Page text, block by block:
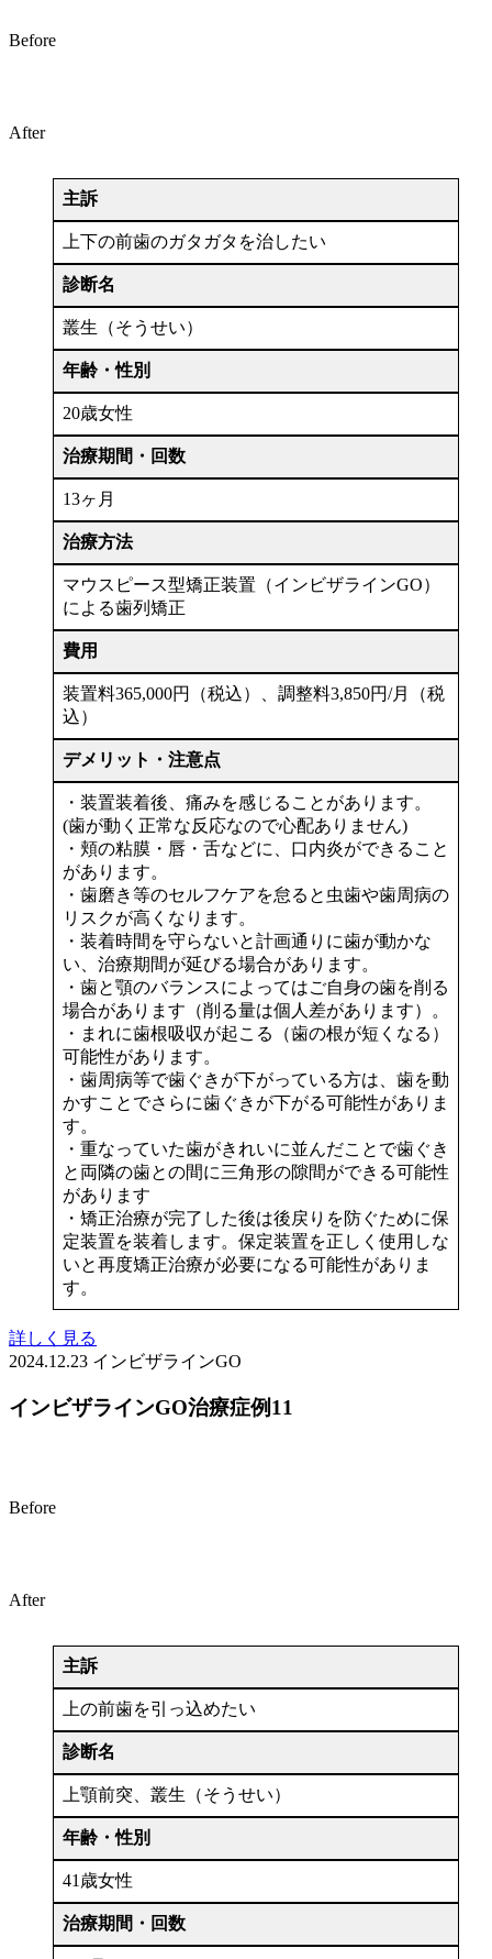
Before
After
主訴
上下の前歯のガタガタを治したい
診断名
叢生（そうせい）
年齢・性別
20歳女性
治療期間・回数
13ヶ月
治療方法
マウスピース型矯正装置（インビザラインGO）
による歯列矯正
費用
装置料365,000円（税込）、調整料3,850円/月（税
込）
デメリット・注意点
・装置装着後、痛みを感じることがあります。
(歯が動く正常な反応なので心配ありません)
・頬の粘膜・唇・舌などに、口内炎ができること
があります。
・歯磨き等のセルフケアを怠ると虫歯や歯周病の
リスクが高くなります。
・装着時間を守らないと計画通りに歯が動かな
い、治療期間が延びる場合があります。
・歯と顎のバランスによってはご自身の歯を削る
場合があります（削る量は個人差があります）。
・まれに歯根吸収が起こる（歯の根が短くなる）
可能性があります。
・歯周病等で歯ぐきが下がっている方は、歯を動
かすことでさらに歯ぐきが下がる可能性がありま
す。
・重なっていた歯がきれいに並んだことで歯ぐき
と両隣の歯との間に三角形の隙間ができる可能性
があります
・矯正治療が完了した後は後戻りを防ぐために保
定装置を装着します。保定装置を正しく使用しな
いと再度矯正治療が必要になる可能性がありま
す。
詳しく見る
2024.12.23 インビザラインGO
インビザラインGO治療症例11
Before
After
主訴
上の前歯を引っ込めたい
診断名
上顎前突、叢生（そうせい）
年齢・性別
41歳女性
治療期間・回数